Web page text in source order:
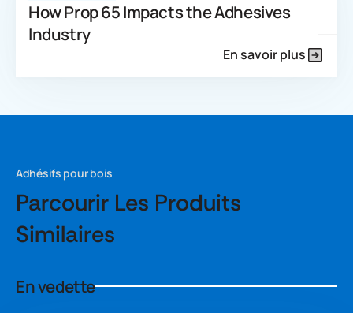
How Prop 65 Impacts the Adhesives
Industry
En savoir plus
Adhésifs pour bois
Parcourir Les Produits
Similaires
En vedette